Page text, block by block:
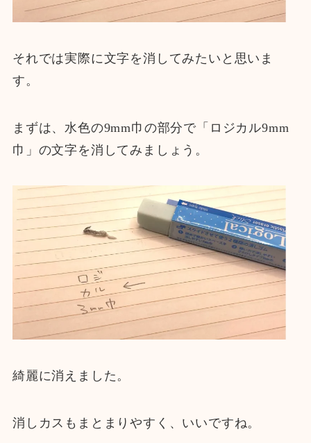
それでは実際に文字を消してみたいと思いま
す。
まずは、水色の9mm巾の部分で「ロジカル9mm
巾」の文字を消してみましょう。
綺麗に消えました。
消しカスもまとまりやすく、いいですね。